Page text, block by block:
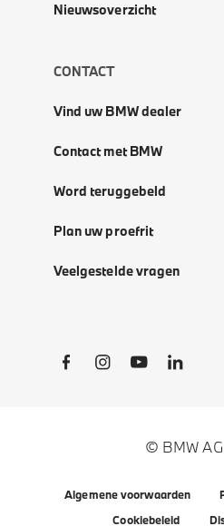
Nieuwsoverzicht
CONTACT
Vind uw BMW dealer
Contact met BMW
Word teruggebeld
Plan uw proefrit
Veelgestelde vragen
Social Links
© BMW
Algemene voorwaarden
Cookiebeleid